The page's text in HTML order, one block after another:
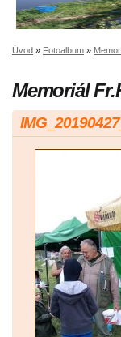
Úvod » Fotoalbum »
Memoriál